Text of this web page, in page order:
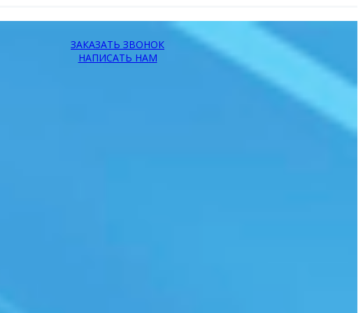
ЗАКАЗАТЬ ЗВОНОК
НАПИСАТЬ НАМ